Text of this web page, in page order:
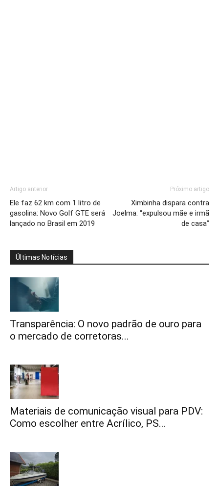
Artigo anterior
Ele faz 62 km com 1 litro de
gasolina: Novo Golf GTE será
lançado no Brasil em 2019
Próximo artigo
Ximbinha dispara contra
Joelma: “expulsou mãe e irmã
de casa”
Últimas Notícias
Transparência: O novo padrão de ouro para
o mercado de corretoras...
Materiais de comunicação visual para PDV:
Como escolher entre Acrílico, PS...